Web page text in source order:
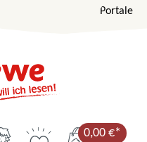
Portale
0,00 €*